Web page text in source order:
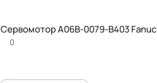
Cервомотор A06B-0079-B403 Fanuc
0